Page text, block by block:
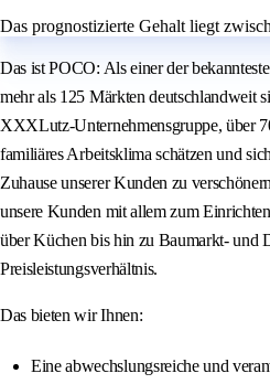
Das prognostizierte Gehalt liegt
Das ist POCO: Als einer der
mehr als 125 Märkten deutschlandweit
XXXLutz-Unternehmensgruppe, über
familiäres Arbeitsklima schätzen und
Zuhause unserer Kunden zu
unsere Kunden mit allem zum
über Küchen bis hin zu Baumarkt- und
Preisleistungsverhältnis.
Das bieten wir Ihnen:
Eine abwechslungsreiche und